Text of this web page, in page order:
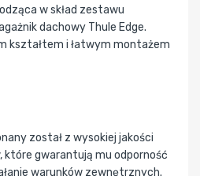
w skład zestawu
dachowy Thule Edge.
kształtem i łatwym montażem
został z wysokiej jakości
gwarantują mu odporność
warunków zewnętrznych.